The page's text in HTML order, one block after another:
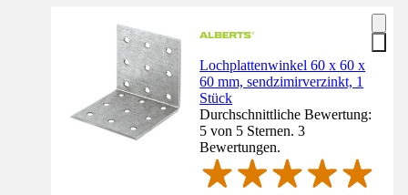
Lochplattenwinkel 60 x 60 x
60 mm, sendzimirverzinkt, 1
Stück
Durchschnittliche Bewertung:
5 von 5 Sternen. 3
Bewertungen.